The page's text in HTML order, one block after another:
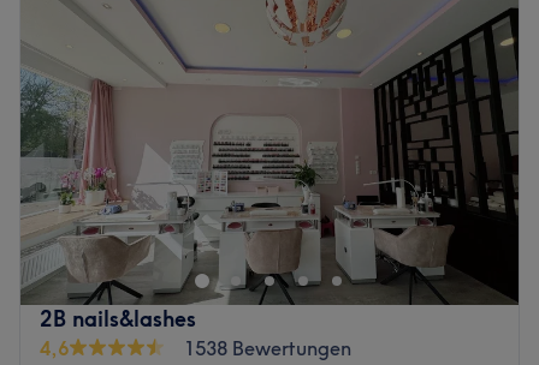
Mittwoch
20:00
Donnerstag
10:00–
20:00
Freitag
10:00–20:00
Samstag
10:00–20:00
Sonntag
Geschlossen
Ein gepflegtes Äußeres bis in die Fingerspitzen ist für
viele ein Muss. Daher schaue im Salon New-Nails in
Hamburg-Wandsbek vorbei und lass dich von
professionellen Leistungen und mit Bedacht
ausgewählten Produkten überzeugen. Hier kannst du dir
neben pflegenden Behandlungen auch tolle Farben und
Designs für deine Nägel aussuchen!
2B nails&lashes
4,6
1538 Bewertungen